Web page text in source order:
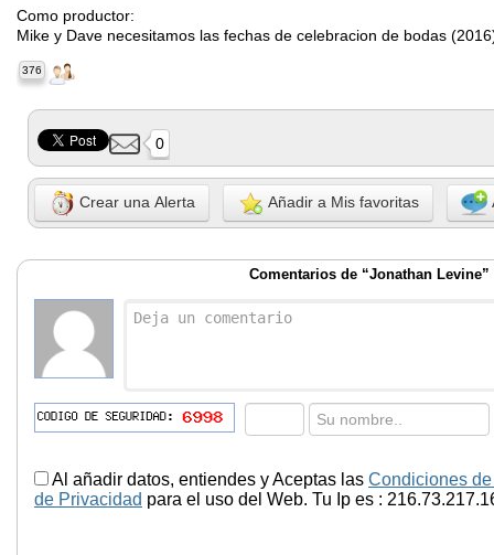
Como productor:
Mike y Dave necesitamos las fechas de celebracion de bodas
376
0
Crear una Alerta Añadir a Mis favoritas
Comentarios de “Jonathan Levine”
Al añadir datos, entiendes y Aceptas las Condiciones
de Privacidad para el uso del Web. Tu Ip es :